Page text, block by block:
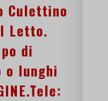
Culettino
Letto.
di
lunghi